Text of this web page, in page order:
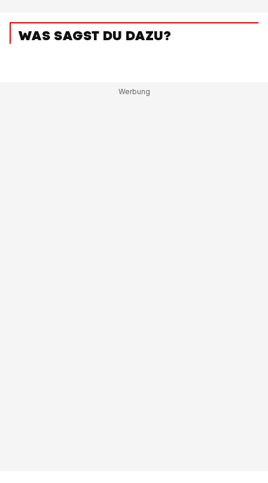
WAS SAGST DU DAZU?